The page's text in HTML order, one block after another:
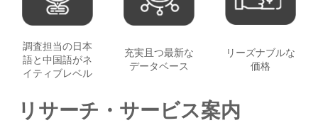
ＩＴ
調査担当の日本
語と中国語がネ
イティブレベル
充実且つ最新な
データベース
リーズナブルな
価格
リサーチ・サービス案内